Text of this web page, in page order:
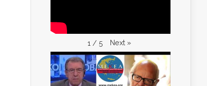
1 / 5 Next »